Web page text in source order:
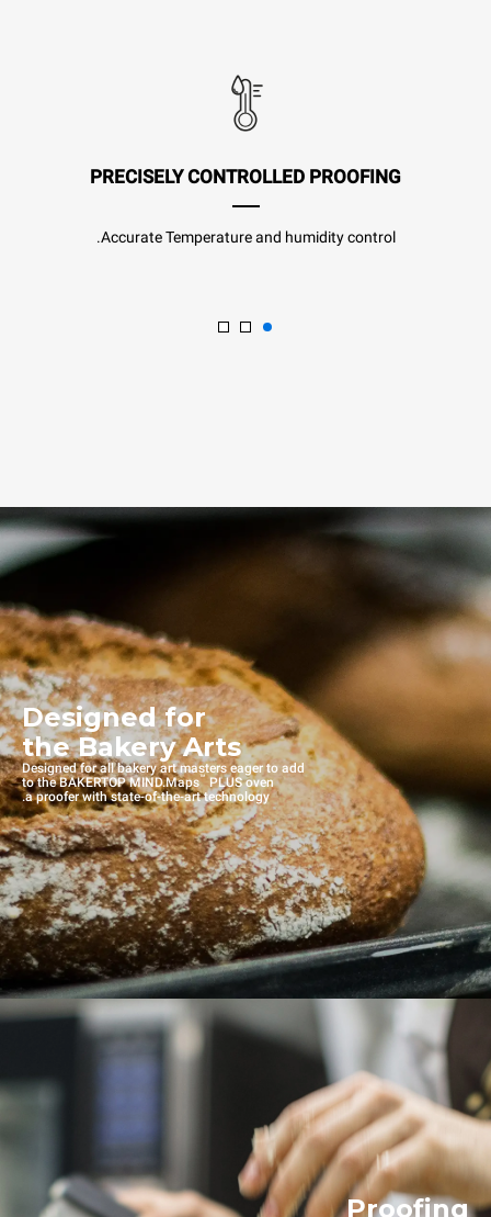
PRECISELY CONTROLLED PROOFING
Accurate Temperature and humidity control.
Designed for
the Bakery Arts
Designed for all bakery art masters eager to add
to the BAKERTOP MIND.Maps™PLUS oven
a proofer with state-of-the-art technology.
Proofing